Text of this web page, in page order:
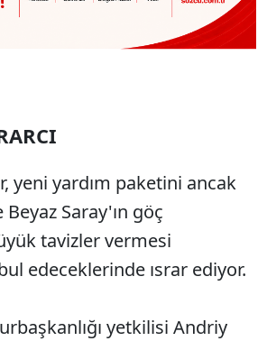
yeni yardım paketini ancak
Saray'ın göç
tavizler vermesi
edeceklerinde ısrar ediyor.
yetkilisi Andriy